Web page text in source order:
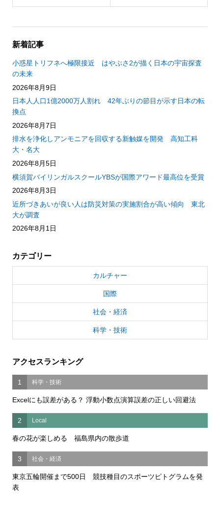
新着記事
小惑星トリフネへ極限接近 はやぶさ2が描く日本の宇宙探査
の未来
2026年8月9日
日本人人口1億2000万人割れ 42年ぶりの節目が示す日本の転
換点
2026年8月7日
排水を浄化しアンモニアを回収する新触媒を開発 高知工科
大・名大
2026年8月5日
横須賀バイリンガルスクールYBSが国際アワード最高位を受賞
2026年8月3日
近所づきあいが良い人は防災対策の実施割合が高い傾向 東北
大が調査
2026年8月1日
カテゴリー
カルチャー
国際
社会・経済
科学・技術
アクセスランキング
1 科学・技術
Excelにも誤差がある？ 浮動小数点演算誤差の正しい回避法
2 Local
春の花が楽しめる 福島県内の散歩道
3 社会・経済
東京五輪開催まで500日 競技種目のスポーツピトグラムを発
表